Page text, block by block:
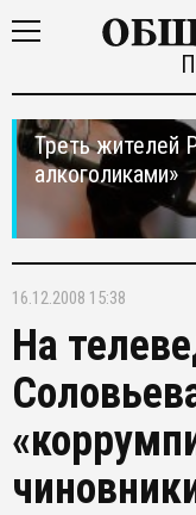
Треть жителей
алкоголиками»
16.12.2008 15:38
На